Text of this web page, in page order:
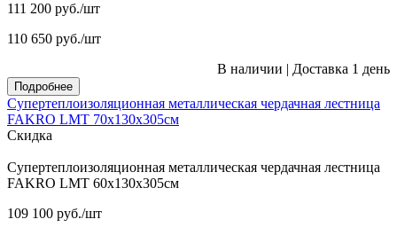
111 200 руб./шт
110 650 руб./шт
В наличии | Доставка 1 день
Подробнее
Супертеплоизоляционная металлическая чердачная лестница
FAKRO LMT 70х130х305см
Скидка
Супертеплоизоляционная металлическая чердачная лестница
FAKRO LMT 60х130х305см
109 100 руб./шт